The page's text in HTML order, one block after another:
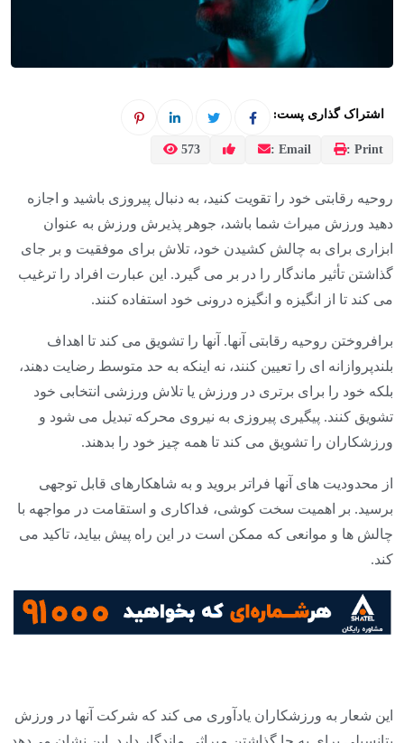
اشتراک گذاری پست:
Print :
Email :
573
روحیه رقابتی خود را تقویت کنید، به دنبال پیروزی باشید و اجازه
دهید ورزش میراث شما باشد، جوهر پذیرش ورزش به عنوان
ابزاری برای به چالش کشیدن خود، تلاش برای موفقیت و بر جای
گذاشتن تأثیر ماندگار را در بر می گیرد. این عبارت افراد را ترغیب
می کند تا از انگیزه و انگیزه درونی خود استفاده کنند.
برافروختن روحیه رقابتی آنها. آنها را تشویق می کند تا اهداف
بلندپروازانه ای را تعیین کنند، نه اینکه به حد متوسط ​​رضایت دهند،
بلکه خود را برای برتری در ورزش یا تلاش ورزشی انتخابی خود
تشویق کنند. پیگیری پیروزی به نیروی محرکه تبدیل می شود و
ورزشکاران را تشویق می کند تا همه چیز خود را بدهند.
از محدودیت های آنها فراتر بروید و به شاهکارهای قابل توجهی
برسید. بر اهمیت سخت کوشی، فداکاری و استقامت در مواجهه با
چالش ها و موانعی که ممکن است در این راه پیش بیاید، تاکید می
کند.
این شعار به ورزشکاران یادآوری می کند که شرکت آنها در ورزش